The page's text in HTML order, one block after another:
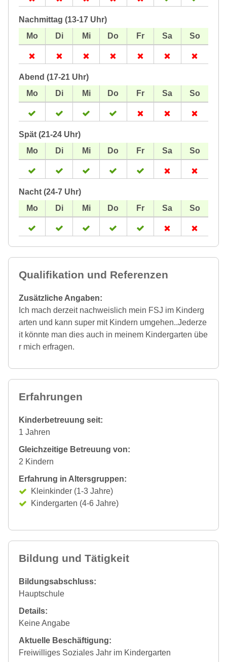
Nachmittag (13-17 Uhr)
Abend (17-21 Uhr)
Spät (21-24 Uhr)
Nacht (24-7 Uhr)
Qualifikation und Referenzen
Zusätzliche Angaben:
Ich mach derzeit nachweislich mein FSJ im Kinderg
arten und kann super mit Kindern umgehen..Jederze
it könnte man dies auch in meinem Kindergarten übe
r mich erfragen.
Erfahrungen
Kinderbetreuung seit:
1 Jahren
Gleichzeitige Betreuung von:
2 Kindern
Erfahrung in Altersgruppen:
Kleinkinder (1-3 Jahre)
Kindergarten (4-6 Jahre)
Bildung und Tätigkeit
Bildungsabschluss:
Hauptschule
Details:
Keine Angabe
Aktuelle Beschäftigung:
Freiwilliges Soziales Jahr im Kindergarten